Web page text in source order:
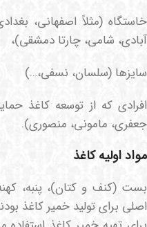
خاستگاه (مثلاً اصفهانی،
آبادی، شامی، چارتا دمشقی)،
سایزها (سلسان، نسفی،…)
افرادی که از توسعه کاغذ
جعفری، مامونی، منصوری).
مواد اولیه کاغذ
بست (کنف و کتان)، پنبه،
اصلی برای تولید خمیر کاغذ